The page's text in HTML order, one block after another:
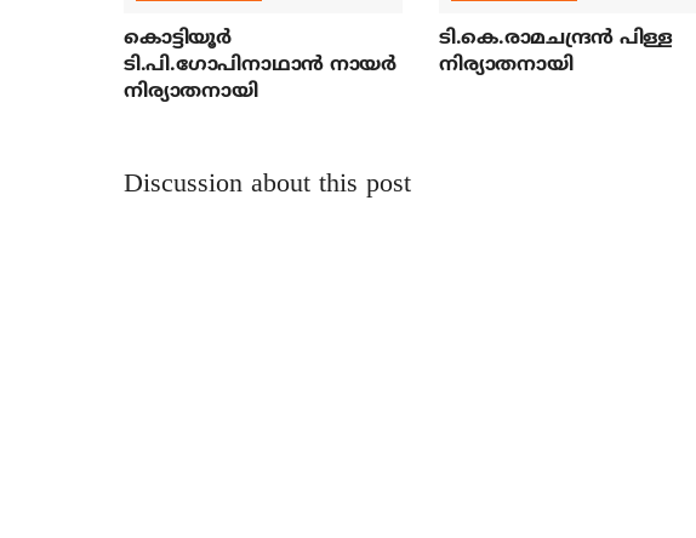
കൊട്ടിയൂര്‍
ടി.പി.ഗോപിനാഥാന്‍ നായര്‍
നിര്യാതനായി
ടി.കെ.രാമചന്ദ്രന്‍ പിള്ള
നിര്യാതനായി
Discussion about this post